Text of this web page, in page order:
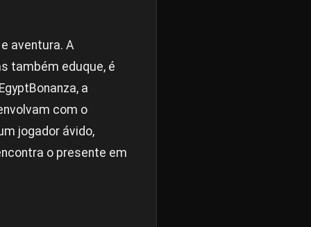
aventura. A
também eduque, é
a
com o
jogador ávido,
o presente em